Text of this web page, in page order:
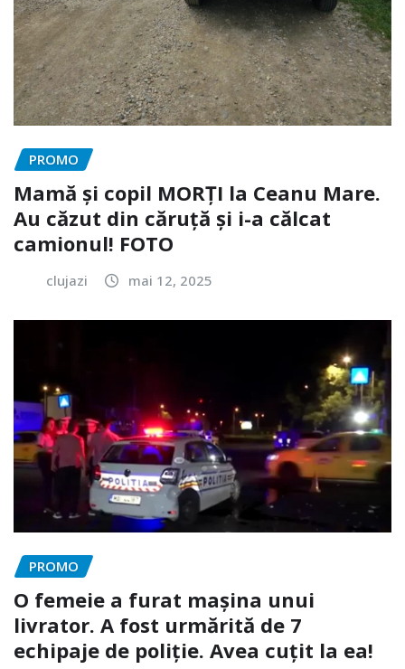
PROMO
Mamă și copil MORȚI la Ceanu Mare.
Au căzut din căruță și i-a călcat
camionul! FOTO
clujazi mai 12, 2025
PROMO
O femeie a furat mașina unui
livrator. A fost urmărită de 7
echipaje de poliție. Avea cuțit la ea!